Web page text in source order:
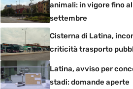
animali: in vigore fino
settembre
Cisterna di Latina,
criticità trasporto
Latina, avviso per
stadi: domande aperte